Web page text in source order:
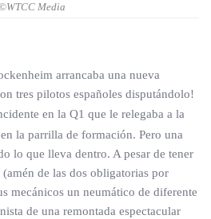
Media
arrancaba una nueva
tres pilotos españoles disputándolo!
en la Q1 que le relegaba a la
la parrilla de formación. Pero una
lo que lleva dentro. A pesar de tener
de las dos obligatorias por
mecánicos un neumático de diferente
de una remontada espectacular